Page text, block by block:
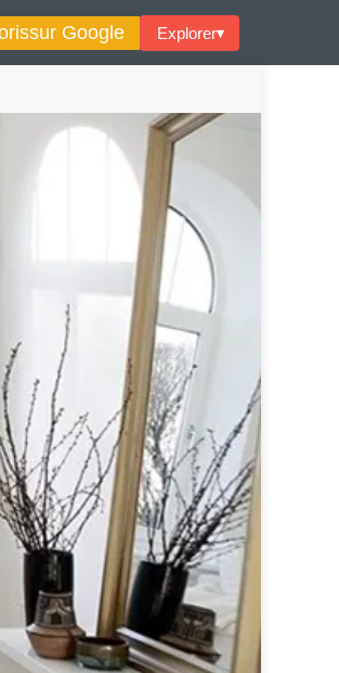
sur Google Explorer▾
Maison En Ville
Piscine